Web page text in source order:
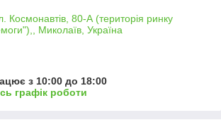
Космонавтів, 80-А (територія ринку
Миколаїв, Україна
з 10:00 до 18:00
графік роботи